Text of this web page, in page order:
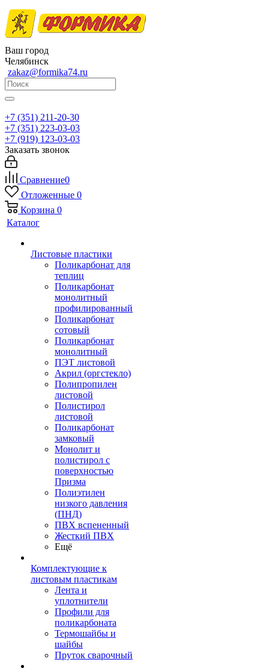
Ваш город
Челябинск
zakaz@formika74.ru
+7 (351) 211-20-30
+7 (351) 223-03-03
+7 (919) 123-03-03
Заказать звонок
Сравнение0
Отложенные 0
Корзина 0
Каталог
Листовые пластики
Поликарбонат для
теплиц
Поликарбонат
монолитный
профилированный
Поликарбонат
сотовый
Поликарбонат
монолитный
ПЭТ листовой
Акрил (оргстекло)
Полипропилен
листовой
Полистирол
листовой
Поликарбонат
замковый
Монолит и
полистирол с
поверхностью
Призма
Полиэтилен
низкого давления
(ПНД)
ПВХ вспененный
Жесткий ПВХ
Ещё
Комплектующие к
листовым пластикам
Лента и
уплотнители
Профили для
поликарбоната
Термошайбы и
шайбы
Пруток сварочный